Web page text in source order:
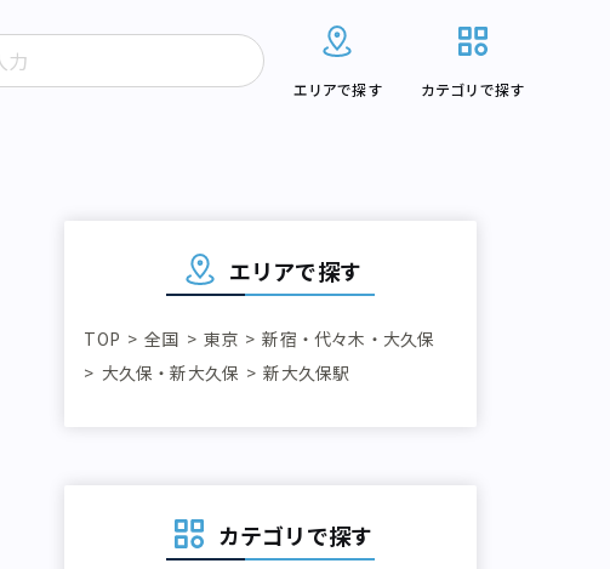
エリアで探す カテゴリで探す
エリアで探す
TOP 全国 東京
新宿・代々木・大久保
大久保・新大久保
新大久保駅
カテゴリで探す